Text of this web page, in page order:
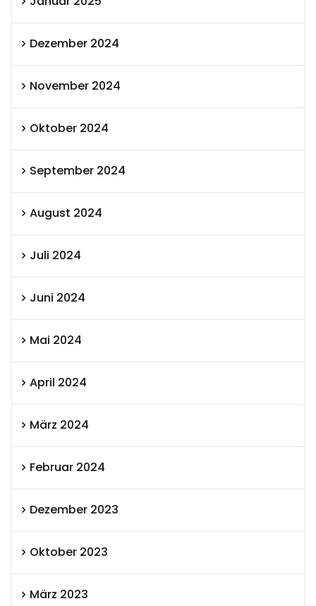
Dezember 2024
November 2024
Oktober 2024
September 2024
August 2024
Juli 2024
Juni 2024
Mai 2024
April 2024
März 2024
Februar 2024
Dezember 2023
Oktober 2023
März 2023